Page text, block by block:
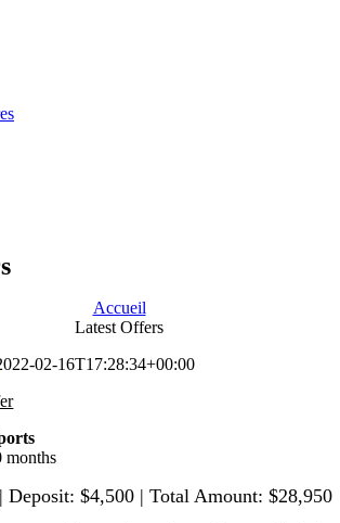
Accueil
Latest Offers
02-16T17:28:34+00:00
months
Deposit: $4,500 | Total Amount: $28,950